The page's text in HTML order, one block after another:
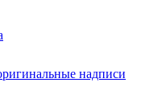
надписи